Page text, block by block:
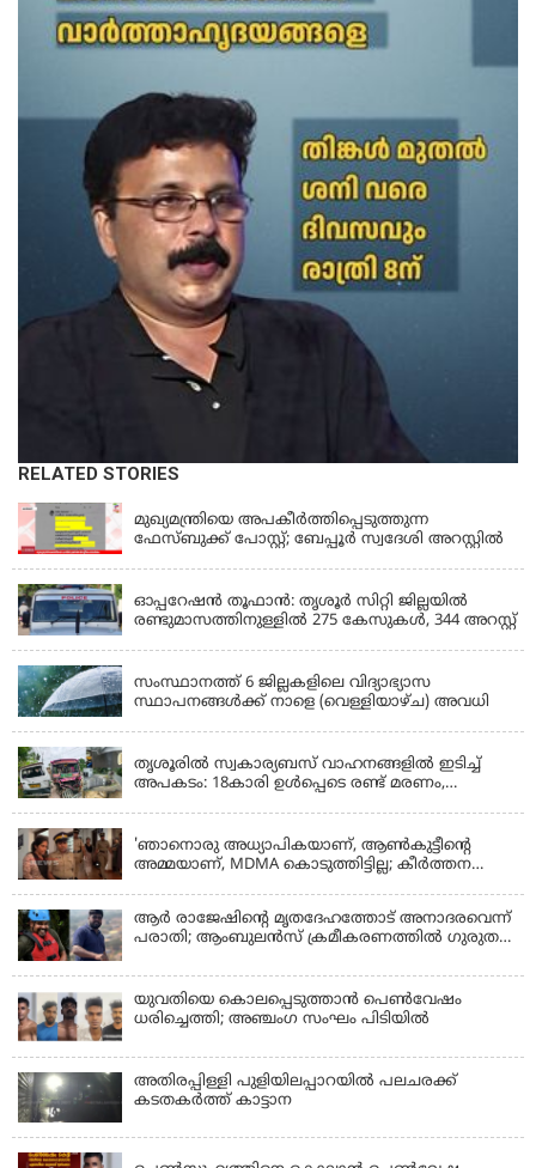
RELATED STORIES
KERALA
മുഖ്യമന്ത്രിയെ അപകീർത്തിപ്പെടുത്തുന്ന
ഫേസ്‌ബുക്ക് പോസ്റ്റ്; ബേപ്പൂർ സ്വദേശി അറസ്റ്റിൽ
ഓപ്പറേഷൻ തൂഫാൻ: തൃശൂർ സിറ്റി ജില്ലയിൽ
രണ്ടുമാസത്തിനുള്ളിൽ 275 കേസുകൾ, 344 അറസ്റ്റ്
സംസ്ഥാനത്ത് 6 ജില്ലകളിലെ വിദ്യാഭ്യാസ
സ്ഥാപനങ്ങൾക്ക് നാളെ (വെള്ളിയാഴ്ച) അവധി
തൃശൂരിൽ സ്വകാര്യബസ് വാഹനങ്ങളില്‍ ഇടിച്ച്
അപകടം: 18കാരി ഉൾപ്പെടെ രണ്ട് മരണം,
'ഞാനൊരു അധ്യാപികയാണ്, ആണ്‍കുട്ടീന്റെ
അമ്മയാണ്‌, MDMA കൊടുത്തിട്ടില്ല; കീർത്തന
ആര്‍ രാജേഷിന്റെ മൃതദേഹത്തോട് അനാദരവെന്ന്
പരാതി; ആംബുലന്‍സ് ക്രമീകരണത്തില്‍ ഗുരുതര
ഫ്രീസര്‍ സംവിധാനം ഇല്ലാതെയെന്നും ആരോപണം
യുവതിയെ കൊലപ്പെടുത്താൻ പെൺവേഷം
ധരിച്ചെത്തി; അഞ്ചംഗ സംഘം പിടിയിൽ
അതിരപ്പിള്ളി പുളിയിലപ്പാറയിൽ പലചരക്ക്
കടതകർത്ത് കാട്ടാന